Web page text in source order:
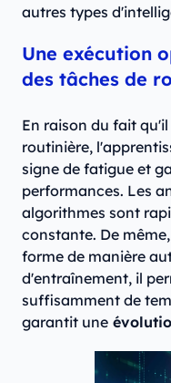
autres types
Une exécution
des tâches de
En raison du fait
routinière,
signe de fatigue et
performances. Les
algorithmes sont
constante. De
forme de manière
d'entraînement, il
suffisamment de
garantit une